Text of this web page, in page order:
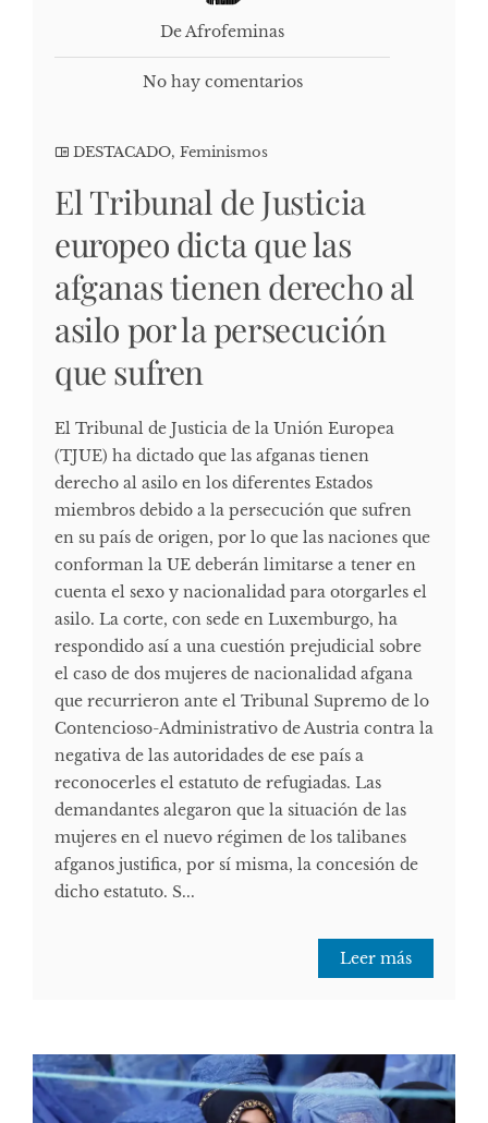
De Afrofeminas
No hay comentarios
DESTACADO, Feminismos
El Tribunal de Justicia
europeo dicta que las
afganas tienen derecho al
asilo por la persecución
que sufren
El Tribunal de Justicia de la Unión Europea
(TJUE) ha dictado que las afganas tienen
derecho al asilo en los diferentes Estados
miembros debido a la persecución que sufren
en su país de origen, por lo que las naciones que
conforman la UE deberán limitarse a tener en
cuenta el sexo y nacionalidad para otorgarles el
asilo. La corte, con sede en Luxemburgo, ha
respondido así a una cuestión prejudicial sobre
el caso de dos mujeres de nacionalidad afgana
que recurrieron ante el Tribunal Supremo de lo
Contencioso-Administrativo de Austria contra la
negativa de las autoridades de ese país a
reconocerles el estatuto de refugiadas. Las
demandantes alegaron que la situación de las
mujeres en el nuevo régimen de los talibanes
afganos justifica, por sí misma, la concesión de
dicho estatuto. S...
Leer más